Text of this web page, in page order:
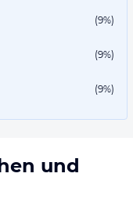
(9%)
(9%)
(9%)
und